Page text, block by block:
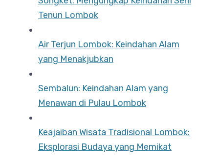
Tenun Lombok
Air Terjun Lombok: Keindahan Alam
yang Menakjubkan
Sembalun: Keindahan Alam yang
Menawan di Pulau Lombok
Keajaiban Wisata Tradisional Lombok:
Eksplorasi Budaya yang Memikat